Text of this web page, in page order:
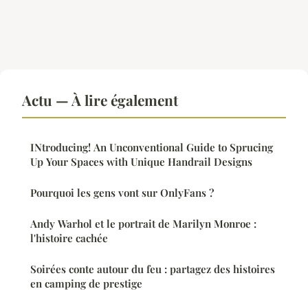
Actu — À lire également
INtroducing! An Unconventional Guide to Sprucing
Up Your Spaces with Unique Handrail Designs
Pourquoi les gens vont sur OnlyFans ?
Andy Warhol et le portrait de Marilyn Monroe :
l'histoire cachée
Soirées conte autour du feu : partagez des histoires
en camping de prestige